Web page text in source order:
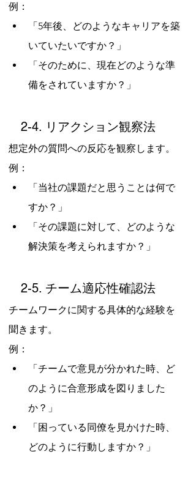
例：
「5年後、どのようなキャリアを築
いていたいですか？」
「そのために、現在どのような準
備をされていますか？」
2-4. リアクション観察法
想定外の質問への反応を観察します。
例：
「当社の課題だと思うことは何で
すか？」
「その課題に対して、どのような
解決策を考えられますか？」
2-5. チーム適応性確認法
チームワークに関する具体的な経験を
聞きます。
例：
「チームで意見が分かれた時、ど
のように合意形成を図りました
か？」
「困っている同僚を見かけた時、
どのように行動しますか？」